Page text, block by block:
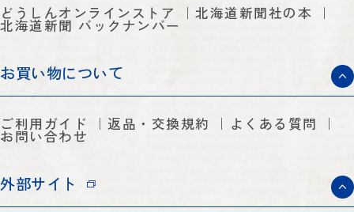
どうしんオンラインストア 北海道新聞社の本
北海道新聞 バックナンバー
お買い物について
ご利用ガイド 返品・交換規約 よくある質問
お問い合わせ
外部サイト